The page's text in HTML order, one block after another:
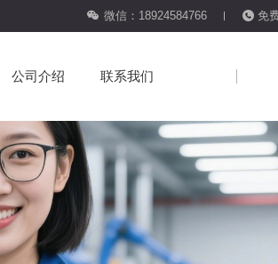
微信：18924584766 免
公司介绍 联系我们